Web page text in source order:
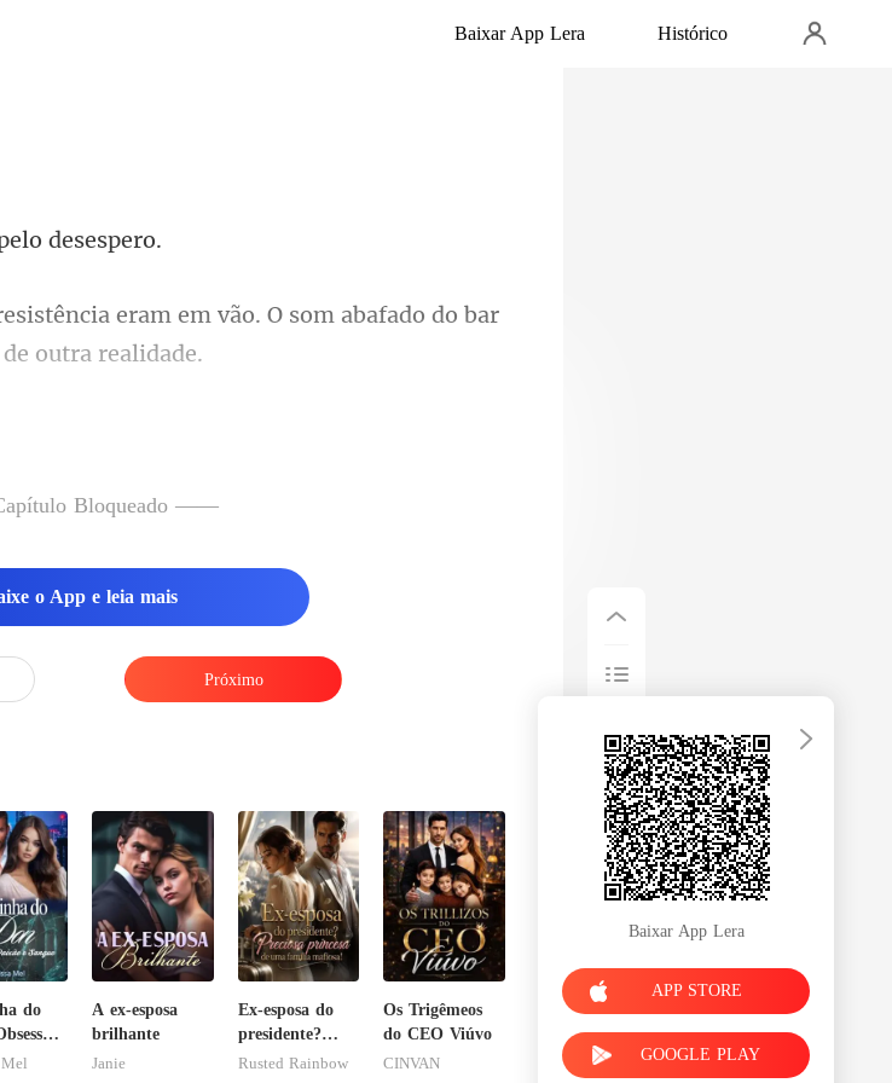
Baixar App Lera Histórico
eram em vão. O som abafado do bar
Bloqueado ——
o App e leia mais
Próximo
do
A ex-esposa
brilhante
Janie
Ex-esposa do
presidente?
Preciosa
Rusted Rainbow
Os Trigêmeos
do CEO Viúvo
CINVAN
Baixar App Lera
APP STORE
GOOGLE PLAY